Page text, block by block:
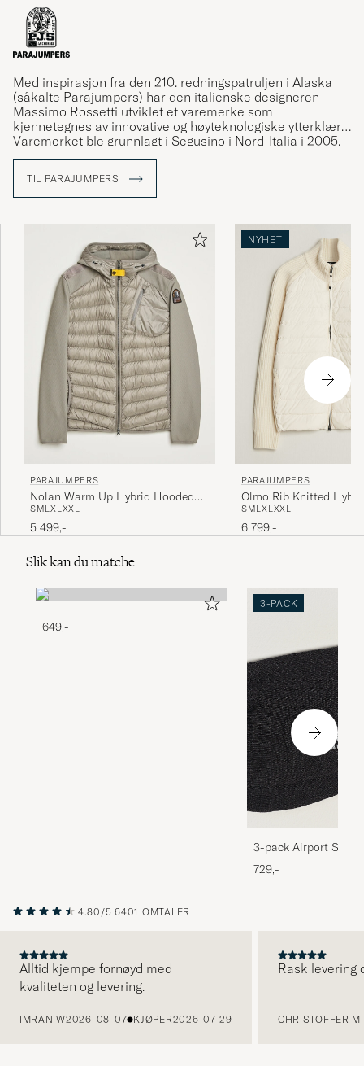
Med inspirasjon fra den 210. redningspatruljen i Alaska
(såkalte Parajumpers) har den italienske designeren
Massimo Rossetti utviklet et varemerke som
kjennetegnes av innovative og høyteknologiske ytterklær.
Varemerket ble grunnlagt i Segusino i Nord-Italia i 2005,
og har siden den gang blitt synonymt med jakker av høy
det tøffe miljøet som den 210. redningspatruljen ferdes i,
for eksempel den gule kneppingen ved kragen og
TIL PARAJUMPERS
PARAJUMPERS
Nolan Warm Up Hybrid Hooded
Jacket Nowhere
SMLXLXXL
5 499,-
NYHET
PARAJUMPERS
Olmo Rib Knitted
Warm Ivory
SMLXLXXL
6 799,-
Slik kan du matche
649,-
3-PACK
3-pack Airport
Melange
729,-
4.80/5 6401 OMTALER
Alltid kjempe fornøyd med
kvaliteten og levering.
IMRAN W2026-08-07 KJØPER2026-07-29
Rask levering
CHRISTOFFER